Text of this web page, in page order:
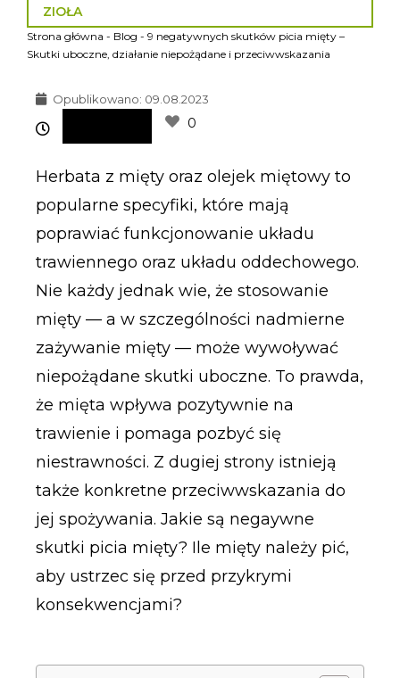
ZIOŁA
Strona główna - Blog - 9 negatywnych skutków picia mięty –
Skutki uboczne, działanie niepożądane i przeciwwskazania
Opublikowano: 09.08.2023
0
Herbata z mięty oraz olejek miętowy to
popularne specyfiki, które mają
poprawiać funkcjonowanie układu
trawiennego oraz układu oddechowego.
Nie każdy jednak wie, że stosowanie
mięty — a w szczególności nadmierne
zażywanie mięty — może wywoływać
niepożądane skutki uboczne. To prawda,
że mięta wpływa pozytywnie na
trawienie i pomaga pozbyć się
niestrawności. Z dugiej strony istnieją
także konkretne przeciwwskazania do
jej spożywania. Jakie są negaywne
skutki picia mięty? Ile mięty należy pić,
aby ustrzec się przed przykrymi
konsekwencjami?